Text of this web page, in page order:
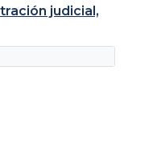
judicial,